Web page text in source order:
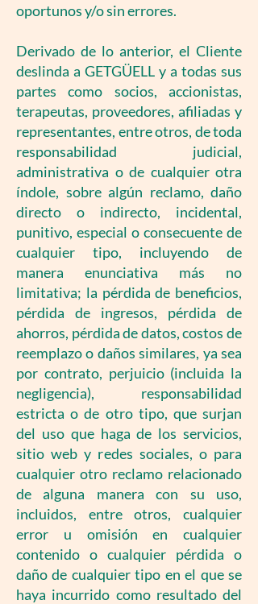
oportunos y/o sin errores.
Derivado de lo anterior, el Cliente
deslinda a GETGÜELL y a todas sus
partes como socios, accionistas,
terapeutas, proveedores, afiliadas y
representantes, entre otros, de toda
responsabilidad judicial,
administrativa o de cualquier otra
índole, sobre algún reclamo, daño
directo o indirecto, incidental,
punitivo, especial o consecuente de
cualquier tipo, incluyendo de
manera enunciativa más no
limitativa; la pérdida de beneficios,
pérdida de ingresos, pérdida de
ahorros, pérdida de datos, costos de
reemplazo o daños similares, ya sea
por contrato, perjuicio (incluida la
negligencia), responsabilidad
estricta o de otro tipo, que surjan
del uso que haga de los servicios,
sitio web y redes sociales, o para
cualquier otro reclamo relacionado
de alguna manera con su uso,
incluidos, entre otros, cualquier
error u omisión en cualquier
contenido o cualquier pérdida o
daño de cualquier tipo en el que se
haya incurrido como resultado del